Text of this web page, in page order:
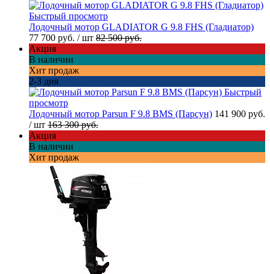
Быстрый просмотр
Лодочный мотор GLADIATOR G 9.8 FHS (Гладиатор)
77 700 руб. / шт 82 500 руб.
Акция
В наличии
Хит продаж
2-3 дня
Быстрый
просмотр
Лодочный мотор Parsun F 9.8 BMS (Парсун) 141 900 руб.
/ шт 163 300 руб.
Акция
В наличии
Хит продаж